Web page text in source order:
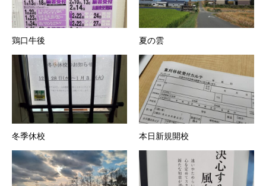
鶏口牛後 夏の雲
冬季休校 本日新規開校